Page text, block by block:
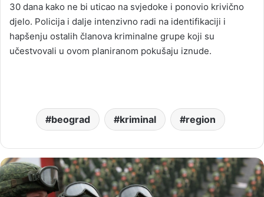
30 dana kako ne bi uticao na svjedoke i ponovio krivično
djelo. Policija i dalje intenzivno radi na identifikaciji i
hapšenju ostalih članova kriminalne grupe koji su
učestvovali u ovom planiranom pokušaju iznude.
beograd kriminal region